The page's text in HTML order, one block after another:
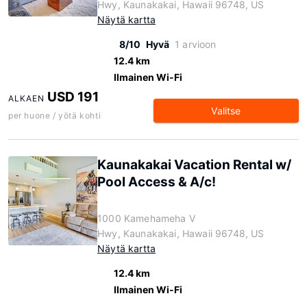
Hwy, Kaunakakai, Hawaii 96748, US
Näytä kartta
8/10 Hyvä 1 arvioon
12.4 km
Ilmainen Wi-Fi
ALKAEN USD 191
per huone / yötä kohti Valitse
Kaunakakai Vacation Rental w/
Pool Access & A/c!
1000 Kamehameha V
Hwy, Kaunakakai, Hawaii 96748, US
Näytä kartta
12.4 km
Ilmainen Wi-Fi